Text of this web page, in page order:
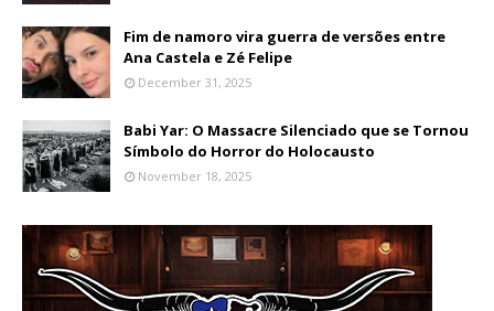
Fim de namoro vira guerra de versões entre
Ana Castela e Zé Felipe
December 31, 2025
Babi Yar: O Massacre Silenciado que se Tornou
Símbolo do Horror do Holocausto
November 18, 2025